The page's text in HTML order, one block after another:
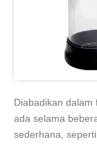
Diabadikan dalam
ada selama
sederhana,